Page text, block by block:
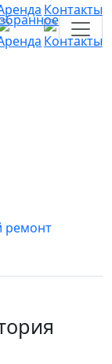
Контакты
ремонт